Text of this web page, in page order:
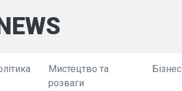
Мистецтво та
розваги
Бізнес